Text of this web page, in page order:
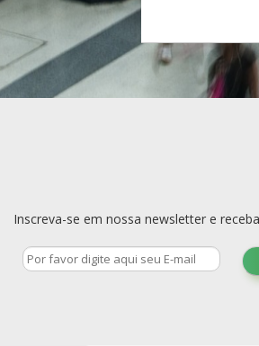
Inscreva-se em nossa newsletter e